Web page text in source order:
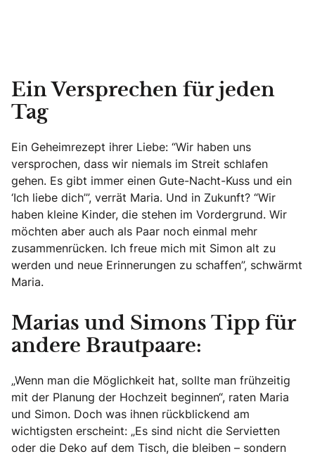
Ein Versprechen für jeden
Tag
Ein Geheimrezept ihrer Liebe: “Wir haben uns
versprochen, dass wir niemals im Streit schlafen
gehen. Es gibt immer einen Gute-Nacht-Kuss und ein
‘Ich liebe dich’”, verrät Maria. Und in Zukunft? “Wir
haben kleine Kinder, die stehen im Vordergrund. Wir
möchten aber auch als Paar noch einmal mehr
zusammenrücken. Ich freue mich mit Simon alt zu
werden und neue Erinnerungen zu schaffen”, schwärmt
Maria.
Marias und Simons Tipp für
andere Brautpaare:
„Wenn man die Möglichkeit hat, sollte man frühzeitig
mit der Planung der Hochzeit beginnen“, raten Maria
und Simon. Doch was ihnen rückblickend am
wichtigsten erscheint: „Es sind nicht die Servietten
oder die Deko auf dem Tisch, die bleiben – sondern